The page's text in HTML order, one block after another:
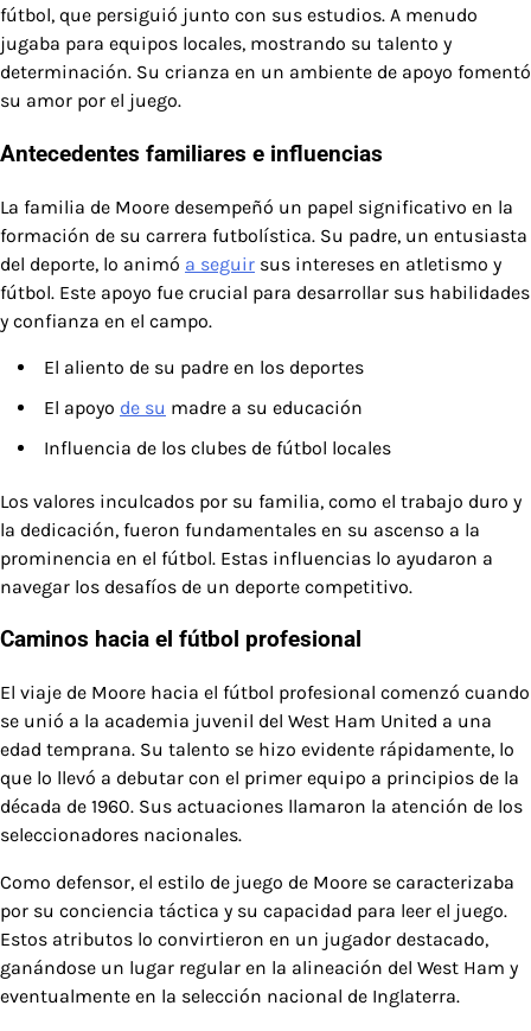
fútbol, que persiguió junto con sus estudios. A menudo
jugaba para equipos locales, mostrando su talento y
determinación. Su crianza en un ambiente de apoyo fomentó
su amor por el juego.
Antecedentes familiares e influencias
La familia de Moore desempeñó un papel significativo en la
formación de su carrera futbolística. Su padre, un entusiasta
del deporte, lo animó a seguir sus intereses en atletismo y
fútbol. Este apoyo fue crucial para desarrollar sus habilidades
y confianza en el campo.
El aliento de su padre en los deportes
El apoyo de su madre a su educación
Influencia de los clubes de fútbol locales
Los valores inculcados por su familia, como el trabajo duro y
la dedicación, fueron fundamentales en su ascenso a la
prominencia en el fútbol. Estas influencias lo ayudaron a
navegar los desafíos de un deporte competitivo.
Caminos hacia el fútbol profesional
El viaje de Moore hacia el fútbol profesional comenzó cuando
se unió a la academia juvenil del West Ham United a una
edad temprana. Su talento se hizo evidente rápidamente, lo
que lo llevó a debutar con el primer equipo a principios de la
década de 1960. Sus actuaciones llamaron la atención de los
seleccionadores nacionales.
Como defensor, el estilo de juego de Moore se caracterizaba
por su conciencia táctica y su capacidad para leer el juego.
Estos atributos lo convirtieron en un jugador destacado,
ganándose un lugar regular en la alineación del West Ham y
eventualmente en la selección nacional de Inglaterra.